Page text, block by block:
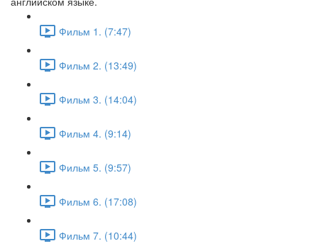
Фильм 1. (7:47)
Фильм 2. (13:49)
Фильм 3. (14:04)
Фильм 4. (9:14)
Фильм 5. (9:57)
Фильм 6. (17:08)
Фильм 7. (10:44)